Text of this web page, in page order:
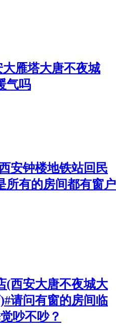
雁塔大唐不夜城
气吗
安钟楼地铁站回民
所有的房间都有窗户
(西安大唐不夜城大
请问有窗的房间临
吵不吵？